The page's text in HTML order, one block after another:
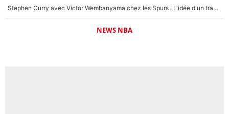
Stephen Curry avec Victor Wembanyama chez les Spurs : L'idée d'un trade historique est lancée en NBA !
NEWS NBA